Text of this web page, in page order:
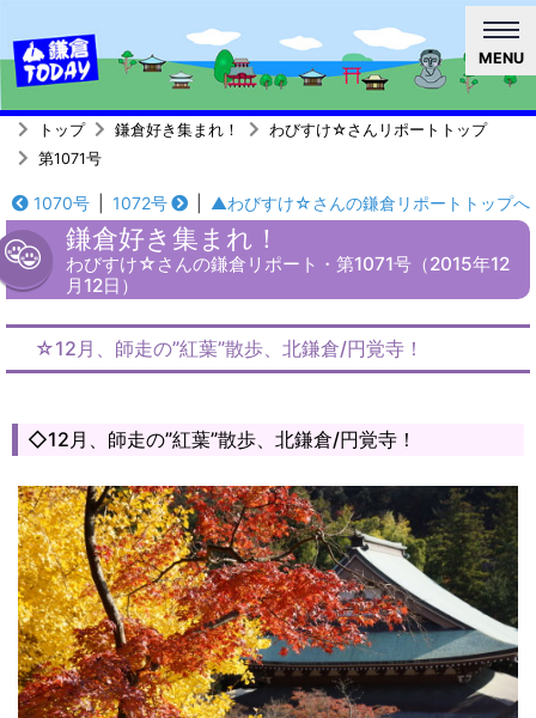
MENU
トップ 鎌倉好き集まれ！
わびすけ☆さんリポートトップ
第1071号
1070号 1072号 ▲わびすけ☆さんの鎌倉リポートトップへ
鎌倉好き集まれ！
わびすけ☆さんの鎌倉リポート・第1071号（2015年12
月12日）
☆12月、師走の”紅葉”散歩、北鎌倉/円覚寺！
◇12月、師走の”紅葉”散歩、北鎌倉/円覚寺！